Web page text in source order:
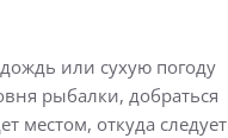
или сухую погоду
рыбалки, добраться
местом, откуда следует